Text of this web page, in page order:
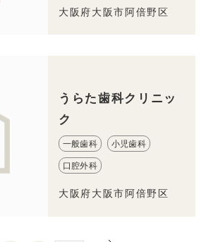
大阪府大阪市阿倍野区
うらた歯科クリニッ
ク
一般歯科 小児歯科
口腔外科
大阪府大阪市阿倍野区